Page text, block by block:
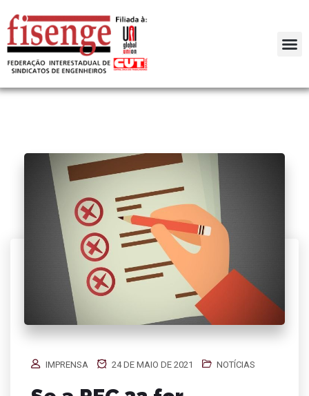
IMPRENSA 24 DE MAIO DE 2021 NOTÍCIAS